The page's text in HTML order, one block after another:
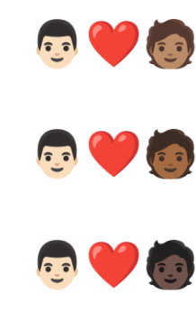
👨🏻‍❤️‍🧑🏽
👨🏻‍❤️‍🧑🏾
👨🏻‍❤️‍🧑🏿